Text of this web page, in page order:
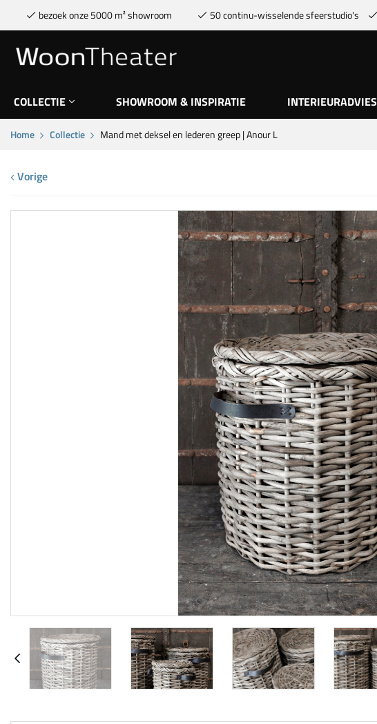
bezoek onze 5000 m² showroom 50 continu-wisselende sfeerstudio's
COLLECTIE SHOWROOM & INSPIRATIE INTERIEURADVIES
Home Collectie Mand met deksel en lederen greep | Anour L
Vorige